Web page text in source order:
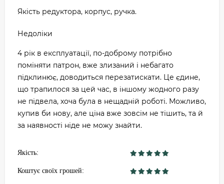
Якість редуктора, корпус, ручка.
Недоліки
4 рік в експлуатації, по-доброму потрібно
поміняти патрон, вже злизаний і небагато
підклинює, доводиться перезатискати. Це єдине,
що трапилося за цей час, в іншому жодного разу
не підвела, хоча була в нещадній роботі. Можливо,
купив би нову, але ціна вже зовсім не тішить, та й
за наявності ніде не можу знайти.
Якість:
Коштує своїх грошей: